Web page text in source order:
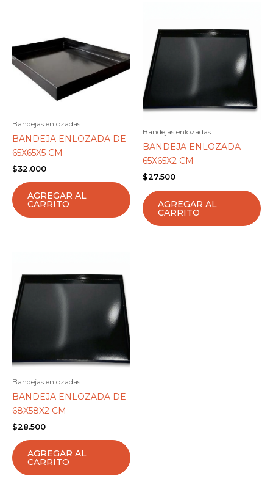
Bandejas enlozadas
BANDEJA ENLOZADA DE
65X65X5 CM
$32.000
AGREGAR AL
CARRITO
Bandejas enlozadas
BANDEJA ENLOZADA
65X65X2 CM
$27.500
AGREGAR AL
CARRITO
Bandejas enlozadas
BANDEJA ENLOZADA DE
68X58X2 CM
$28.500
AGREGAR AL
CARRITO